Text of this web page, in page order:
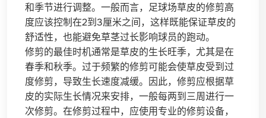
和季节进行调整。一般而言，足球场草皮的修剪高
度应该控制在2到3厘米之间，这样既能保证草皮的
舒适性，也能避免草茎过长影响球员的跑动。
修剪的最佳时机通常是草皮的生长旺季，尤其是在
春季和秋季。过于频繁的修剪可能会使草皮受到过
度修剪，导致生长速度减缓。因此，修剪应根据草
皮的实际生长情况来安排，一般每两到三周进行一
次修剪。在修剪过程中，应使用专业的修剪设备，